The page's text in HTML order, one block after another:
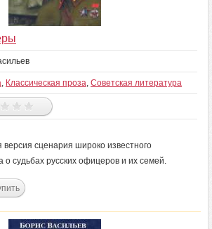
, Классическая проза, Советская литература
сценария широко известного
судьбах русских офицеров и их семей.